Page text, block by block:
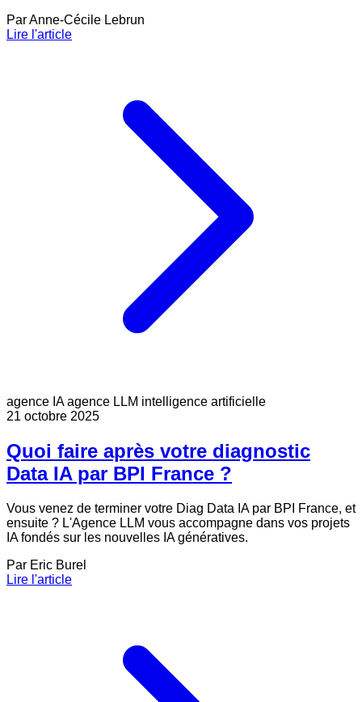
ParAnne-Cécile Lebrun
Lire l'article
agence IAagence LLM intelligence artificielle
21 octobre 2025
Quoi faire après votre diagnostic
Data IA par BPI France ?
Vous venez de terminer votre Diag Data IA par BPI France, et
ensuite ? L'Agence LLM vous accompagne dans vos projets
IA fondés sur les nouvelles IA génératives.
Par Eric Burel
Lire l'article